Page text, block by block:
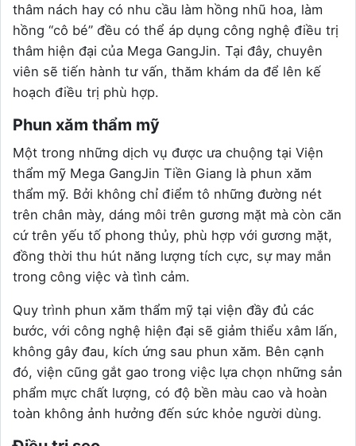
thâm nách hay có nhu cầu làm hồng nhũ hoa, làm
hồng “cô bé” đều có thể áp dụng công nghệ điều trị
thâm hiện đại của Mega GangJin. Tại đây, chuyên
viên sẽ tiến hành tư vấn, thăm khám da để lên kế
hoạch điều trị phù hợp.
Phun xăm thẩm mỹ
Một trong những dịch vụ được ưa chuộng tại Viện
thẩm mỹ Mega GangJin Tiền Giang là phun xăm
thẩm mỹ. Bởi không chỉ điểm tô những đường nét
trên chân mày, dáng môi trên gương mặt mà còn căn
cứ trên yếu tố phong thủy, phù hợp với gương mặt,
đồng thời thu hút năng lượng tích cực, sự may mắn
trong công việc và tình cảm.
Quy trình phun xăm thẩm mỹ tại viện đầy đủ các
bước, với công nghệ hiện đại sẽ giảm thiểu xâm lấn,
không gây đau, kích ứng sau phun xăm. Bên cạnh
đó, viện cũng gắt gao trong việc lựa chọn những sản
phẩm mực chất lượng, có độ bền màu cao và hoàn
toàn không ảnh hưởng đến sức khỏe người dùng.